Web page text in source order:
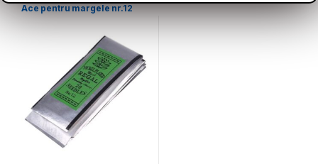
Ace pentru margele nr.12